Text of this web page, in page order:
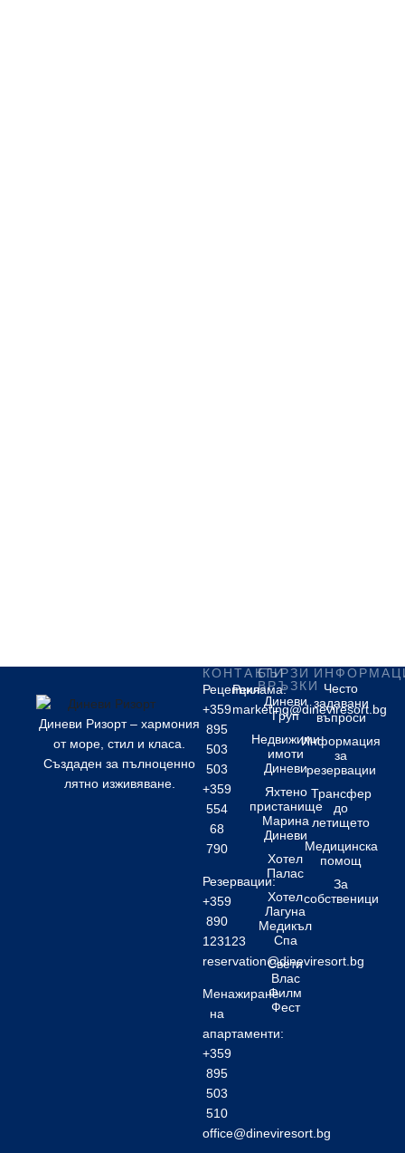
Диневи Ризорт – хармония
от море, стил и класа.
Създаден за пълноценно
лятно изживяване.
КОНТАКТИ
Рецепция:
+359
895
503
503
+359
554
68
790
Резервации:
+359
890
123123
reservation@dineviresort.bg
Менажиране
на
апартаменти:
+359
895
503
510
office@dineviresort.bg
Реклама:
marketing@dineviresort.bg
БЪРЗИ
ВРЪЗКИ
Диневи
Груп
Недвижими
имоти
Диневи
Яхтено
пристанище
Марина
Диневи
Хотел
Палас
Хотел
Лагуна
Медикъл
Спа
Свети
Влас
Филм
Фест
Често
задавани
въпроси
Информация
за
резервации
Трансфер
до
летището
Медицинска
помощ
За
собственици